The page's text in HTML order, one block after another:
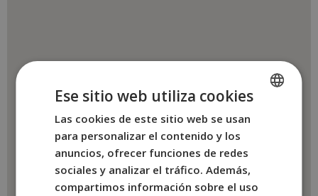
SPANISH
FRENCH
ITALIAN
Ese sitio web utiliza cookies
Las cookies de este sitio web se usan
para personalizar el contenido y los
anuncios, ofrecer funciones de redes
sociales y analizar el tráfico. Además,
compartimos información sobre el uso